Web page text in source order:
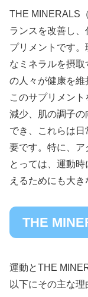
THE MINERALS
ランスを改善し
プリメントです
なミネラルを摂取
の人々が健康を維
このサプリメン
減少、肌の調子
でき、これらは
要です。特に、ア
とっては、運動
えるためにも大き
THE
運動とTHE
以下にその主な理